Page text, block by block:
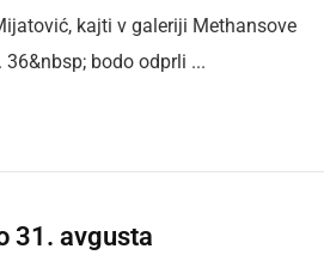
kajti v galeriji Methansove
36&nbsp; bodo odprli ...
31. avgusta